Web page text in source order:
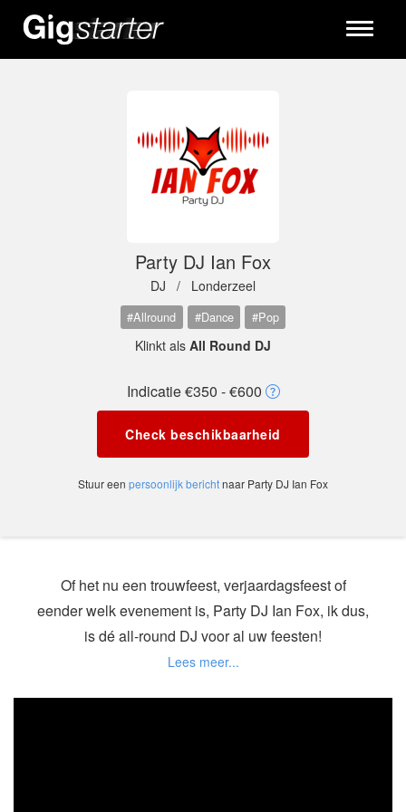
Toggle
Party DJ Ian Fox
DJ / Londerzeel
#Allround #Dance #Pop
Klinkt als All Round DJ
Indicatie €350 - €600
Check beschikbaarheid
Stuur een persoonlijk berichtnaar Party DJ Ian Fox
Of het nu een trouwfeest, verjaardagsfeest of
eender welk evenement is, Party DJ Ian Fox, ik dus,
is dé all-round DJ voor al uw feesten!